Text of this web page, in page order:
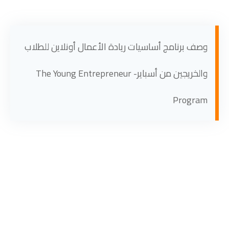
وصف برنامج أساسيات ريادة الأعمال أونلاين للطلاب
والخريجين من أسباير- The Young Entrepreneur
Program